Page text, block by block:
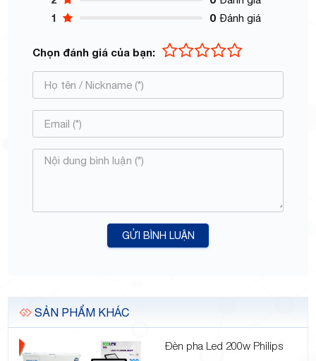
1 0 Đánh giá
Chọn đánh giá của bạn:
GỬI BÌNH LUẬN
SẢN PHẨM KHÁC
Đèn pha Led 200w Philips